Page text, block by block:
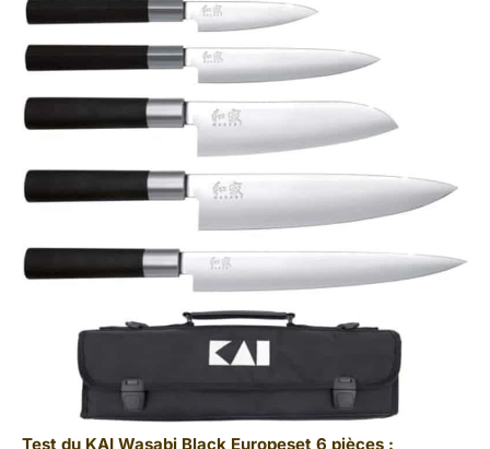
Test du KAI Wasabi Black Europeset 6 pièces :